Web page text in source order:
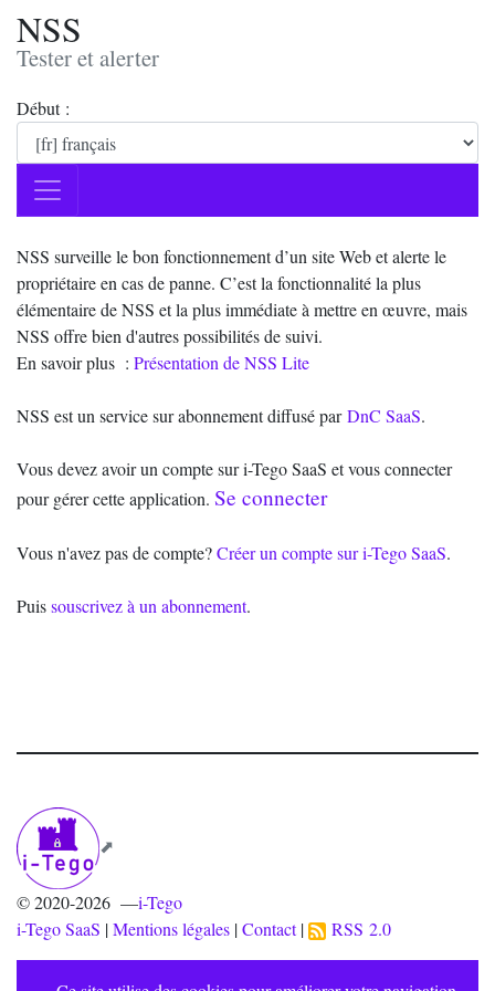
NSS
Tester et alerter
Début :
NSS surveille le bon fonctionnement d’un site Web et alerte le
propriétaire en cas de panne. C’est la fonctionnalité la plus
élémentaire de NSS et la plus immédiate à mettre en œuvre, mais
NSS offre bien d'autres possibilités de suivi.
En savoir plus : Présentation de NSS Lite
NSS est un service sur abonnement diffusé parDnC SaaS.
Vous devez avoir un compte sur i-Tego SaaS et vous connecter
pour gérer cette application. Se connecter
Vous n'avez pas de compte?Créer un compte sur i-Tego SaaS.
Puissouscrivez à un abonnement.
© 2020-2026 —i-Tego
i-Tego SaaS |Mentions légales |Contact | RSS 2.0